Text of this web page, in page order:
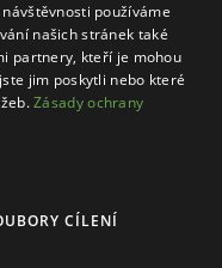
používáme
našich stránek také
partnery, kteří je mohou
jim poskytli nebo které
Zásady ochrany
CÍLENÍ